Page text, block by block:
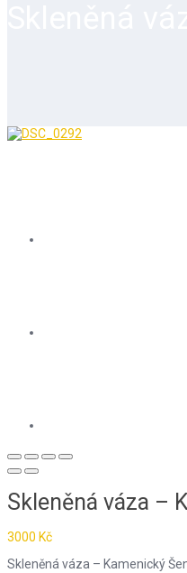
Skleněná váza –
3000 Kč
Skleněná váza – Kamenický